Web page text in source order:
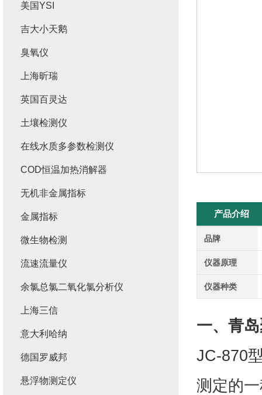
产品介绍
品牌
仪器原理
仪器种类
一、 青
JC-870
测定的
美国YSI
吉大小天鹅
臭氧仪
上海昕瑞
英国百灵达
土壤检测仪
在线水质多参数检测仪
COD恒温加热消解器
无机非金属指标
金属指标
微生物检测
流速流量仪
余氯总氯二氧化氯分析仪
上海三信
意大利哈纳
德国罗威邦
悬浮物测定仪